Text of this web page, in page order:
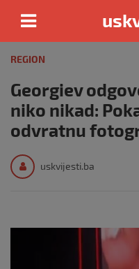
content
REGION
Georgiev
niko nikad:
odvratnu
uskvijesti.ba